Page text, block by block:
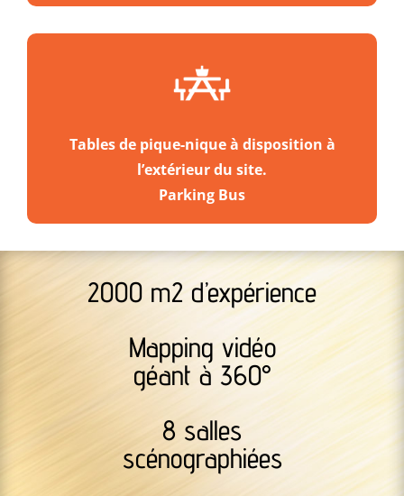
Tables de pique-nique à disposition à
l’extérieur du site.
Parking Bus
2000 m2 d’expérience
Mapping vidéo
géant à 360°
8 salles
scénographiées